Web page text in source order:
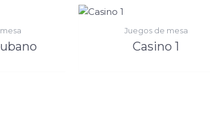
Juegos de mesa
Casino 1